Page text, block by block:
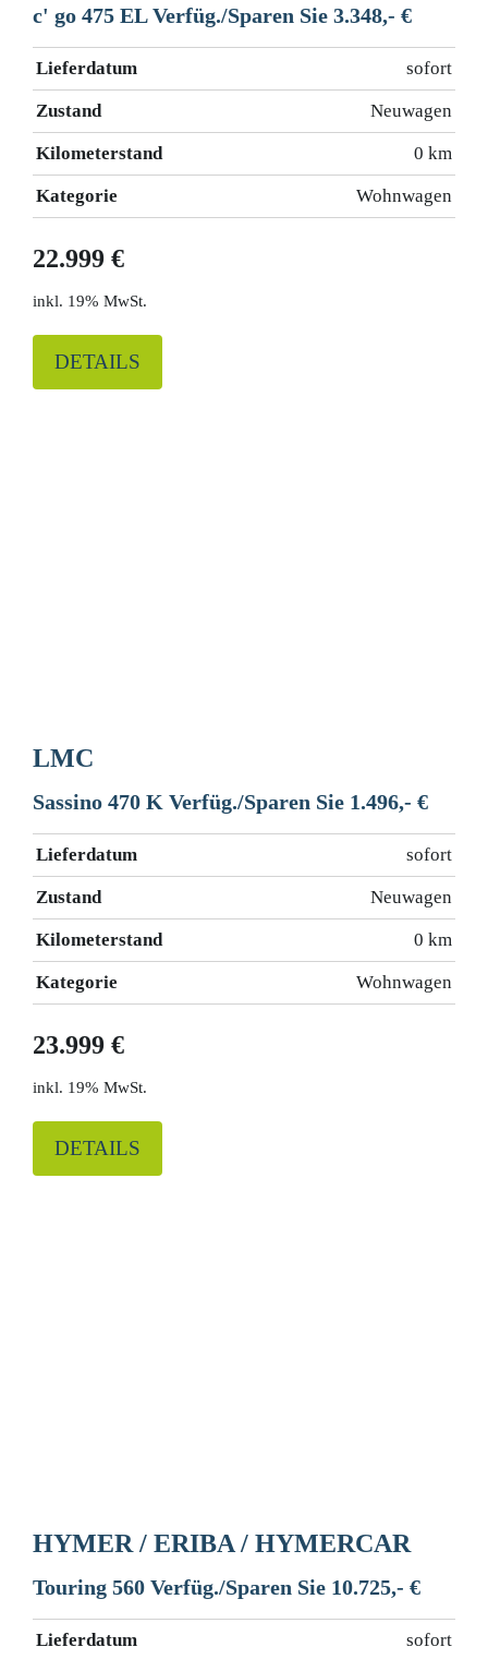
c' go 475 EL Verfüg./Sparen Sie 3.348,- €
Lieferdatum sofort
Zustand Neuwagen
Kilometerstand 0 km
Kategorie Wohnwagen
22.999 €
19% MwSt.
DETAILS
LMC
Sassino 470 K Verfüg./Sparen Sie 1.496,- €
Lieferdatum sofort
Zustand Neuwagen
Kilometerstand 0 km
Kategorie Wohnwagen
23.999 €
19% MwSt.
DETAILS
HYMER / ERIBA / HYMERCAR
Touring 560 Verfüg./Sparen Sie 10.725,- €
Lieferdatum sofort